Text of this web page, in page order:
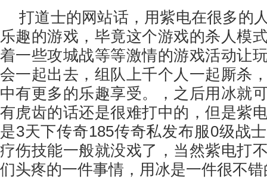
打道士的网站话，用紫电在很多的
乐趣的游戏，毕竟这个游戏的杀人模
着一些攻城战等等激情的游戏活动让
会一起出去，组队上千个人一起厮杀
中有更多的乐趣享受。，之后用冰就
有虎齿的话还是很难打中的，但是紫
是3天下传奇185传奇私发布服0级战
疗伤技能一般就没戏了，当然紫电打
们头疼的一件事情，用冰是一件很不